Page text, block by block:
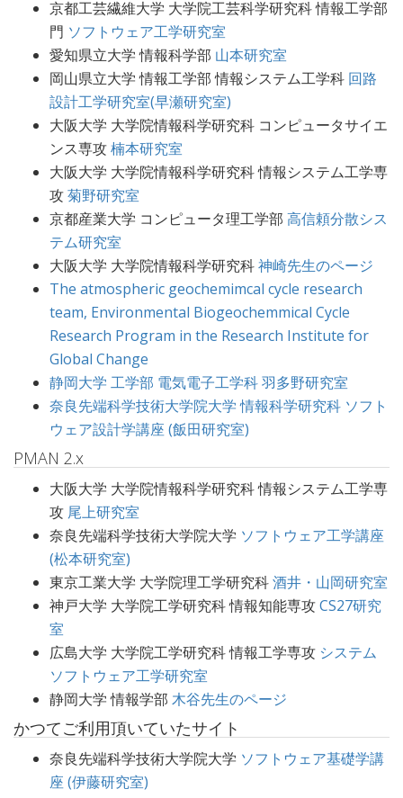
京都工芸繊維大学 大学院工芸科学研究科 情報工学部
門 ソフトウェア工学研究室
愛知県立大学 情報科学部 山本研究室
岡山県立大学 情報工学部 情報システム工学科 回路
設計工学研究室(早瀬研究室)
大阪大学 大学院情報科学研究科 コンピュータサイエ
ンス専攻楠本研究室
大阪大学 大学院情報科学研究科 情報システム工学専
攻菊野研究室
京都産業大学 コンピュータ理工学部 高信頼分散シス
テム研究室
大阪大学 大学院情報科学研究科神崎先生のページ
The atmospheric geochemimcal cycle research
team, Environmental Biogeochemmical Cycle
Research Program in the Research Institute for
Global Change
静岡大学 工学部 電気電子工学科 羽多野研究室
奈良先端科学技術大学院大学 情報科学研究科 ソフト
ウェア設計学講座 (飯田研究室)
PMAN 2.x
大阪大学 大学院情報科学研究科 情報システム工学専
攻 尾上研究室
奈良先端科学技術大学院大学 ソフトウェア工学講座
(松本研究室)
東京工業大学 大学院理工学研究科酒井・山岡研究室
神戸大学 大学院工学研究科 情報知能専攻CS27研究
室
広島大学 大学院工学研究科 情報工学専攻 システム
ソフトウェア工学研究室
静岡大学 情報学部 木谷先生のページ
かつてご利用頂いていたサイト
奈良先端科学技術大学院大学 ソフトウェア基礎学講
座 (伊藤研究室)